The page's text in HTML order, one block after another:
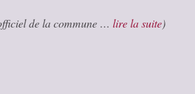
de la commune … lire la suite)